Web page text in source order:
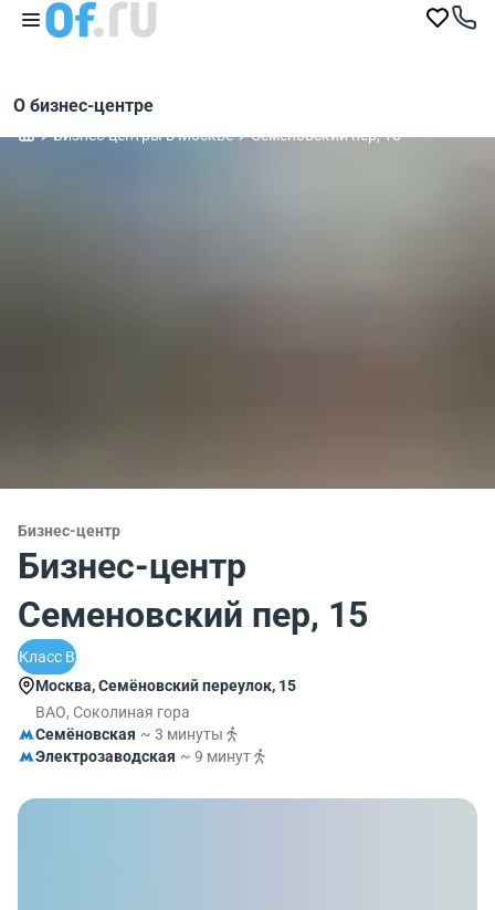
О бизнес-центре
Бизнес-центры в Москве Семеновский пер, 15
Бизнес-центр
Бизнес-центр
Семеновский пер, 15
Класс B
Москва, Семёновский переулок, 15
ВАО, Соколиная гора
Семёновская ~ 3 минуты
Электрозаводская ~ 9 минут